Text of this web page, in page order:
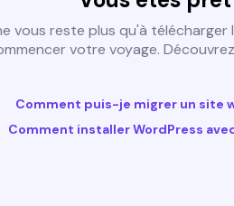
vous reste plus qu'à
votre voyage.
Comment puis-je migrer un site
Comment installer WordPress